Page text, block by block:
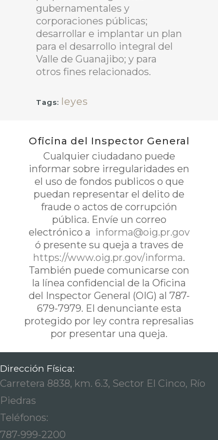
gubernamentales y
corporaciones públicas;
desarrollar e implantar un plan
para el desarrollo integral del
Valle de Guanajibo; y para
otros fines relacionados.
Tags: leyes
Oficina del Inspector General
Cualquier ciudadano puede
informar sobre irregularidades en
el uso de fondos publicos o que
puedan representar el delito de
fraude o actos de corrupción
pública. Envíe un correo
electrónico a informa@oig.pr.gov
ó presente su queja a traves de
https://www.oig.pr.gov/informa.
También puede comunicarse con
la línea confidencial de la Oficina
del Inspector General (OIG) al 787-
679-7979. El denunciante esta
protegido por ley contra represalias
por presentar una queja.
Dirección Física:
Carretera 8838, km. 6.3, Sector El Cinco, Río
Piedras
Teléfonos:
787-999-2200